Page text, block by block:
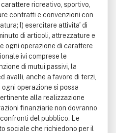
ricreativo, sportivo,
contratti e convenzioni con
l) esercitare attivita' di
di articoli, attrezzature e
ogni operazione di carattere
ivi comprese le
di mutui passivi, la
avalli, anche a favore di terzi,
operazione si possa
alla realizzazione
finanziarie non dovranno
del pubblico. Le
sociale che richiedono per il